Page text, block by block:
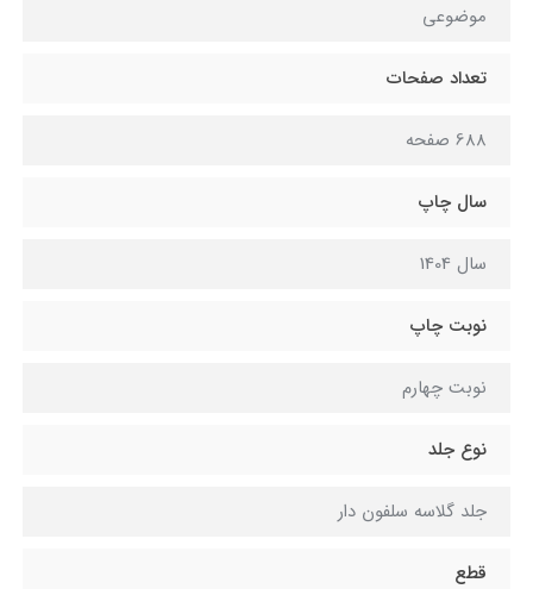
موضوعی
تعداد صفحات
688 صفحه
سال چاپ
سال 1404
نوبت چاپ
نوبت چهارم
نوع جلد
جلد گلاسه سلفون دار
قطع